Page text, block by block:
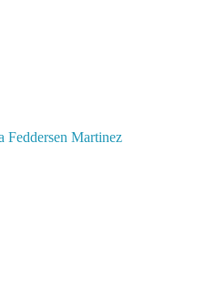
Feddersen Martinez